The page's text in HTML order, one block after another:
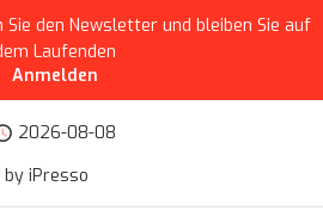
Sie den Newsletter und bleiben Sie auf
Laufenden
Anmelden
2026-08-08
by iPresso